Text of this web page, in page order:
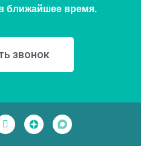
ближайшее время.
звонок